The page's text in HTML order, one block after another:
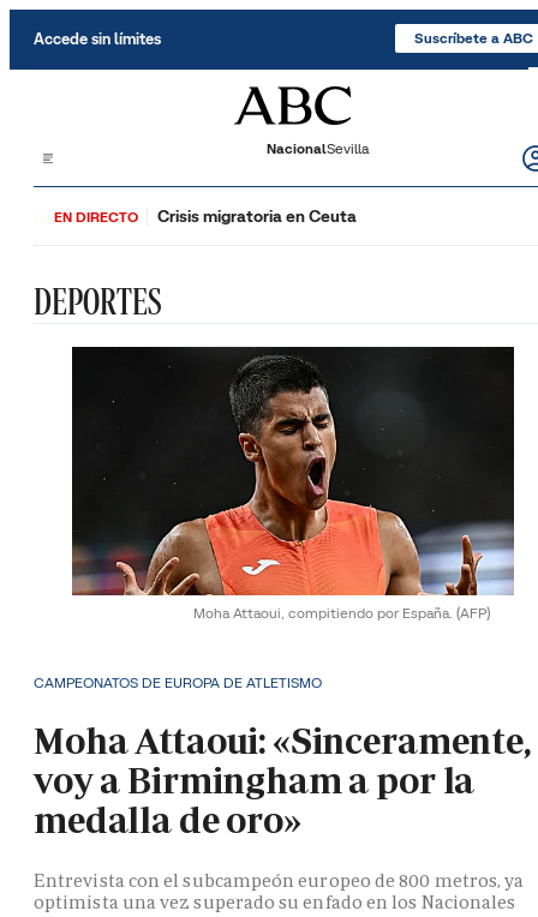
Accede sin límites Suscríbete a ABC
NacionalSevilla
EN DIRECTO Crisis migratoria en Ceuta
DEPORTES
Moha Attaoui, compitiendo por España. (AFP)
CAMPEONATOS DE EUROPA DE ATLETISMO
Moha Attaoui: «Sinceramente,
voy a Birmingham a por la
medalla de oro»
Entrevista con el subcampeón europeo de 800 metros, ya
optimista una vez superado su enfado en los Nacionales